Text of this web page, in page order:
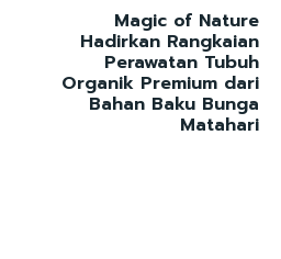
Magic of Nature
Hadirkan Rangkaian
Perawatan Tubuh
Organik Premium dari
Bahan Baku Bunga
Matahari